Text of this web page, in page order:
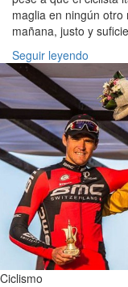
maglia en ningún
mañana, justo y
Seguir leyendo
Ciclismo